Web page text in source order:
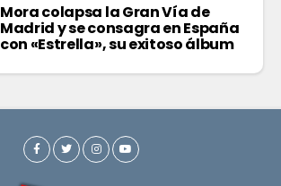
Mora colapsa la Gran Vía de
Madrid y se consagra en España
con «Estrella», su exitoso álbum